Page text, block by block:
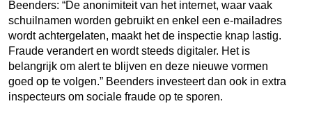
Beenders: “De anonimiteit van het internet, waar vaak
schuilnamen worden gebruikt en enkel een e-mailadres
wordt achtergelaten, maakt het de inspectie knap lastig.
Fraude verandert en wordt steeds digitaler. Het is
belangrijk om alert te blijven en deze nieuwe vormen
goed op te volgen.” Beenders investeert dan ook in extra
inspecteurs om sociale fraude op te sporen.